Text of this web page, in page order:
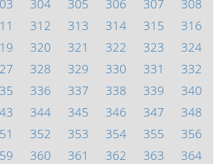
304 305 306 307
308
312 313 314 315
316
320 321 322 323
324
328 329 330 331
332
336 337 338 339
340
344 345 346 347
348
352 353 354 355
356
360 361 362 363
364